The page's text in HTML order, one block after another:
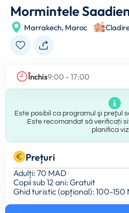
Mormintele
Marrakech, Maroc
Închis9:00 - 17:00
Este posibil ca programul şi preţul
Este recomandat să verificați
planifica
Prețuri
Adulți: 70 MAD
Copii sub 12 ani: Gratuit
Ghid turistic (opțional): 100-150